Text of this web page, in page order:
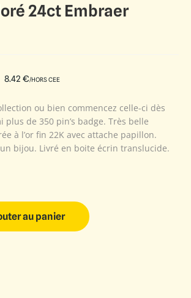
24ct Embraer
8.42 €/HORS CEE
ou bien commencez celle-ci dès
de 350 pin’s badge. Très belle
à l’or fin 22K avec attache papillon.
bijou. Livré en boite écrin translucide.
au panier